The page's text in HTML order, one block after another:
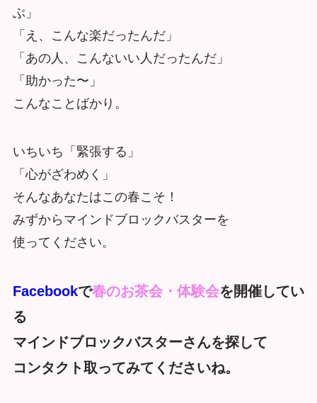
ぶ」
「え、こんな楽だったんだ」
「あの人、こんないい人だったんだ」
「助かった〜」
こんなことばかり。
いちいち「緊張する」
「心がざわめく」
そんなあなたはこの春こそ！
みずからマインドブロックバスターを
使ってください。
Facebookで春のお茶会・体験会を開催してい
る
マインドブロックバスターさんを探して
コンタクト取ってみてくださいね。